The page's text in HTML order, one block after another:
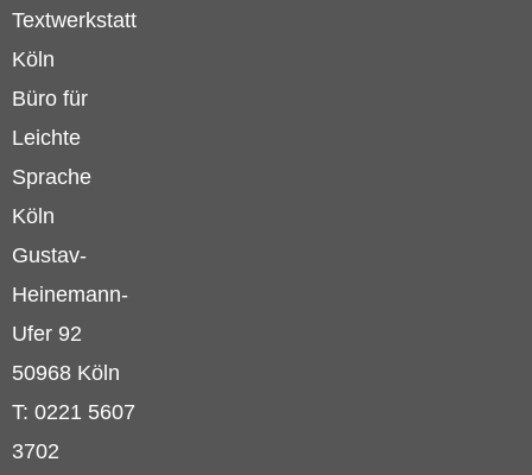
Textwerkstatt
Köln
Büro für
Leichte
Sprache
Köln
Gustav-
Heinemann-
Ufer 92
50968 Köln
T: 0221 5607
3702